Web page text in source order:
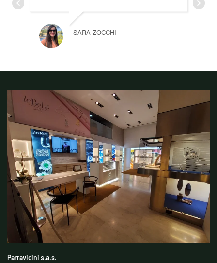
SARA ZOCCHI
Parravicini s.a.s.